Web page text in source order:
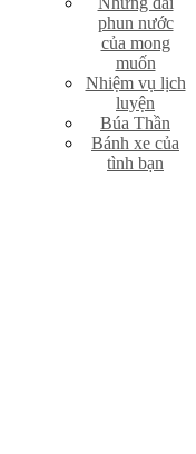
phun nước
của mong
muốn
Nhiệm vụ lịch
luyện
Búa Thần
Bánh xe của
tình bạn